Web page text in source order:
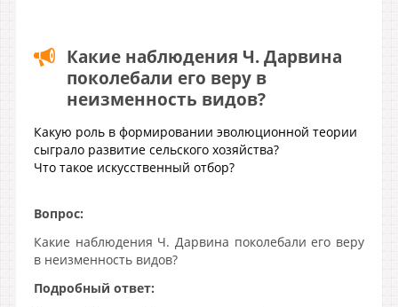
Какие наблюдения Ч. Дарвина
поколебали его веру в
неизменность видов?
Какую роль в формировании эволюционной теории
сыграло развитие сельского хозяйства?
Что такое искусственный отбор?
Вопрос:
Какие наблюдения Ч. Дарвина поколебали его веру
в неизменность видов?
Подробный ответ: